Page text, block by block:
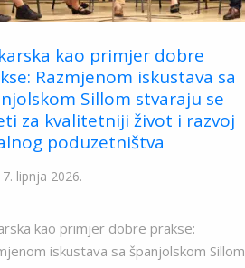
kao primjer dobre
Razmjenom iskustava sa
Sillom stvaraju se
za kvalitetniji život i razvoj
poduzetništva
lipnja 2026.
kao primjer dobre prakse:
iskustava sa španjolskom Sillom